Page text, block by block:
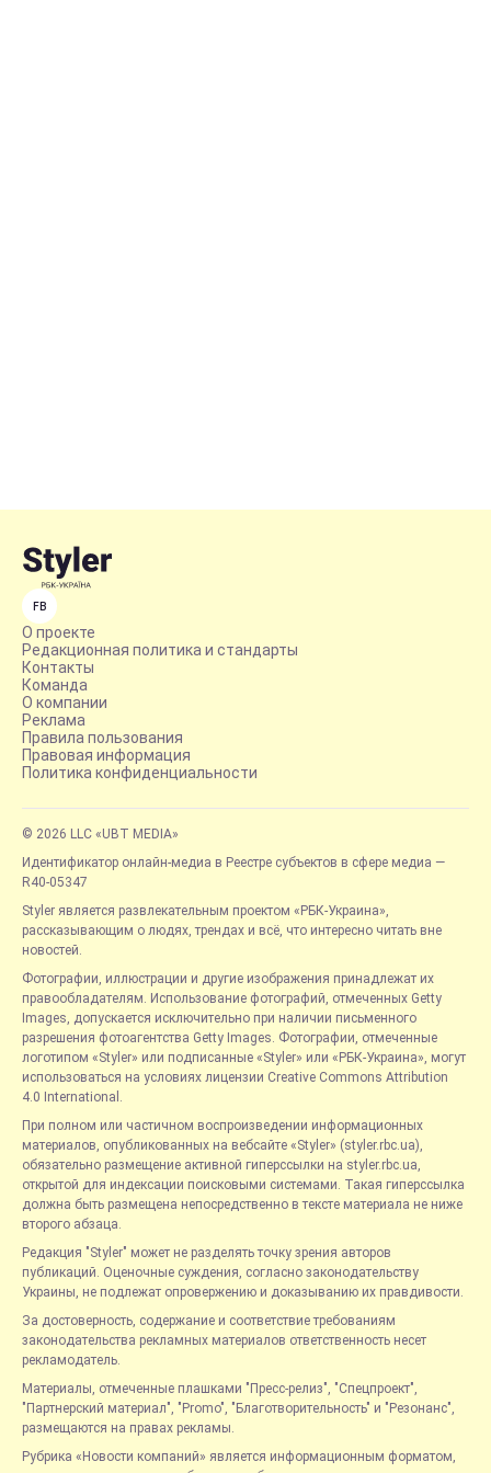
FB
О проекте
Редакционная политика и стандарты
Контакты
Команда
О компании
Реклама
Правила пользования
Правовая информация
Политика конфиденциальности
© 2026 LLC «UBT MEDIA»
Идентификатор онлайн-медиа в Реестре субъектов в сфере медиа —
R40-05347
Styler является развлекательным проектом «РБК-Украина»,
рассказывающим о людях, трендах и всё, что интересно читать вне
новостей.
Фотографии, иллюстрации и другие изображения принадлежат их
правообладателям. Использование фотографий, отмеченных Getty
Images, допускается исключительно при наличии письменного
разрешения фотоагентства Getty Images. Фотографии, отмеченные
логотипом «Styler» или подписанные «Styler» или «РБК-Украина», могут
использоваться на условиях лицензии Creative Commons Attribution
4.0 International.
При полном или частичном воспроизведении информационных
материалов, опубликованных на вебсайте «Styler» (styler.rbc.ua),
обязательно размещение активной гиперссылки на styler.rbc.ua,
открытой для индексации поисковыми системами. Такая гиперссылка
должна быть размещена непосредственно в тексте материала не ниже
второго абзаца.
Редакция "Styler" может не разделять точку зрения авторов
публикаций. Оценочные суждения, согласно законодательству
Украины, не подлежат опровержению и доказыванию их правдивости.
За достоверность, содержание и соответствие требованиям
законодательства рекламных материалов ответственность несет
рекламодатель.
Материалы, отмеченные плашками "Пресс-релиз", "Спецпроект",
"Партнерский материал", "Promo", "Благотворительность" и "Резонанс",
размещаются на правах рекламы.
Рубрика «Новости компаний» является информационным форматом,